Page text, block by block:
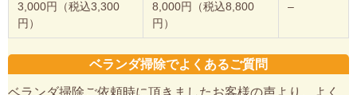
3,000円（税込3,300
円）
8,000円（税込8,800
円）
–
ベランダ掃除でよくあるご質問